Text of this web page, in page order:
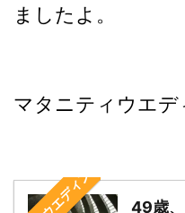
ましたよ。
マタニティウエデ
49歳